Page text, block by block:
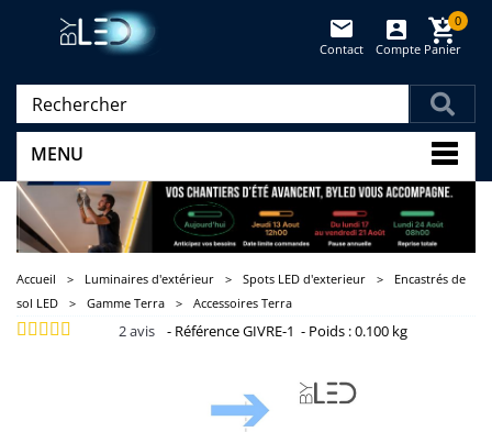
Panier
0
Compte
Contact
MENU
Accueil > Luminaires d'extérieur > Spots LED d'exterieur >
Encastrés de
sol LED
> Gamme Terra > Accessoires Terra
2avis - RéférenceGIVRE-1 - Poids :0.100 kg